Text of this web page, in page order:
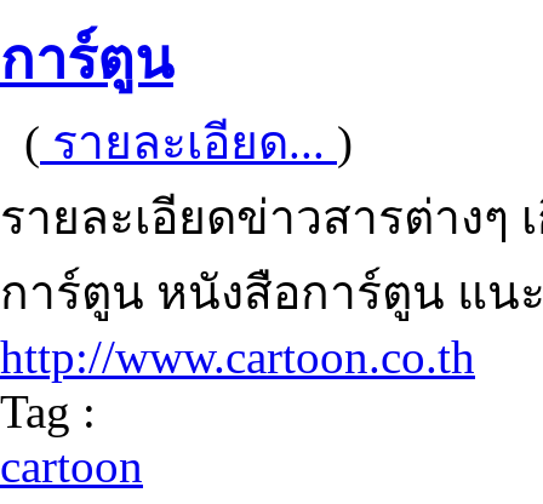
การ์ตูน
( รายละเอียด... )
รายละเอียดข่าวสารต่าง
การ์ตูน หนังสือการ์ตูน แน
http://www.cartoon.co.th
Tag :
cartoon